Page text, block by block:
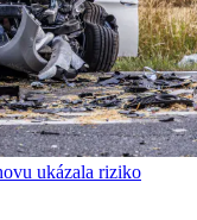
ukázala riziko